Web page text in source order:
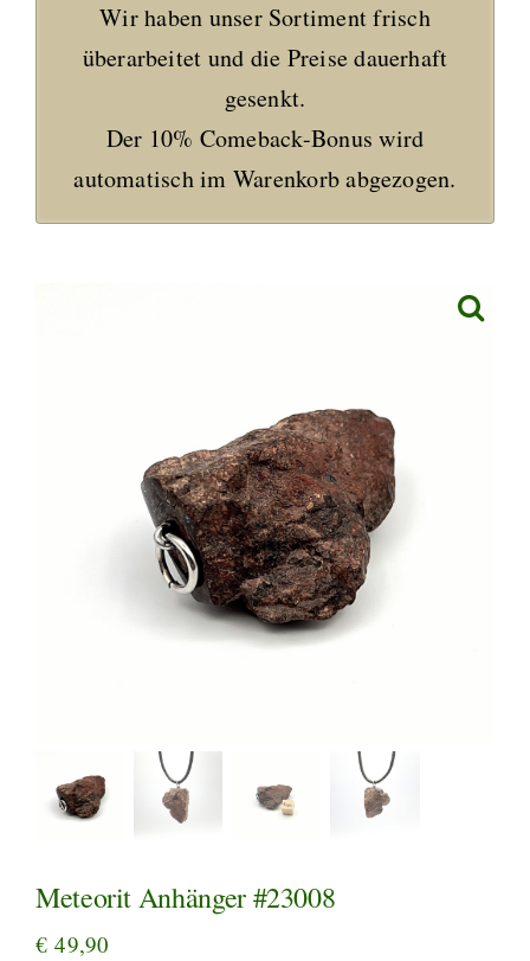
Wir haben unser Sortiment frisch
überarbeitet und die Preise dauerhaft
gesenkt.
Der 10% Comeback-Bonus wird
automatisch im Warenkorb abgezogen.
Meteorit Anhänger #23008
€ 49,90